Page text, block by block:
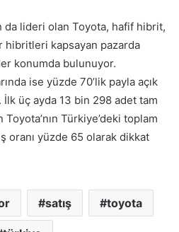
da lideri olan Toyota, hafif hibrit,
kapsayan pazarda
konumda bulunuyor.
ise yüzde 70’lik payla açık
üç ayda 13 bin 298 adet tam
Türkiye’deki toplam
oranı yüzde 65 olarak dikkat
satış toyota